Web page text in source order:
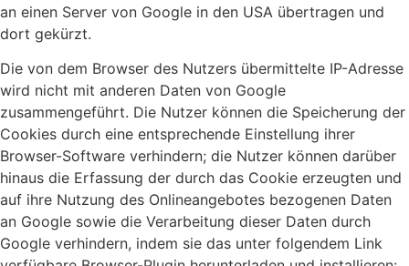
an einen Server von Google in den USA übertragen und
dort gekürzt.
Die von dem Browser des Nutzers übermittelte IP-Adresse
wird nicht mit anderen Daten von Google
zusammengeführt. Die Nutzer können die Speicherung der
Cookies durch eine entsprechende Einstellung ihrer
Browser-Software verhindern; die Nutzer können darüber
hinaus die Erfassung der durch das Cookie erzeugten und
auf ihre Nutzung des Onlineangebotes bezogenen Daten
an Google sowie die Verarbeitung dieser Daten durch
Google verhindern, indem sie das unter folgendem Link